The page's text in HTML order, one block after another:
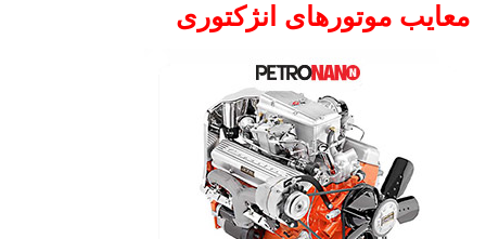
معایب موتورهای انژکتوری